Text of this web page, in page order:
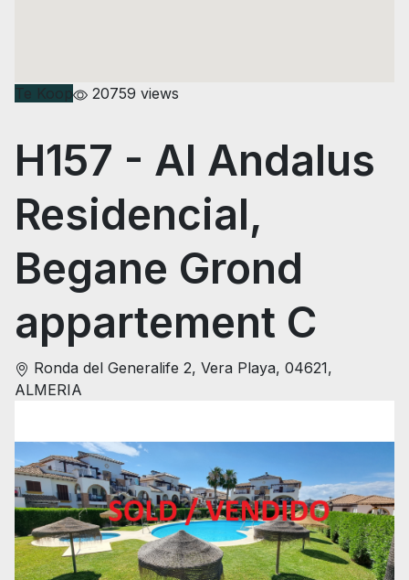
20759 views
H157 - Al Andalus
Residencial,
Begane Grond
appartement C
Ronda del Generalife 2, Vera Playa, 04621,
ALMERIA